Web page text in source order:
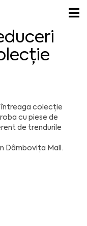
întreaga colecție
cu piese de
de trendurile
Dâmbovița Mall.